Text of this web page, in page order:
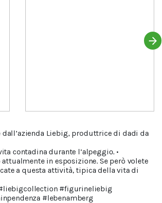
Liebig, produttrice di dadi da
contadina durante l’alpeggio. •
in esposizione. Se però volete
a questa attività, tipica della vita di
#figurineliebig
#lebenamberg